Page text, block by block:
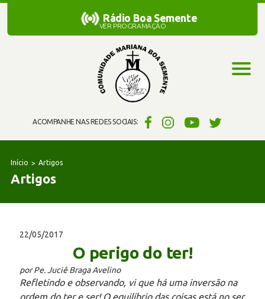
ACOMPANHE NAS REDES SOCIAIS:
Rádio Boa Semente
Rádio Boa Semente
VER PROGRAMAÇÃO
Início Artigos
Artigos
22/05/2017
O perigo do ter!
por Pe. Juciê Braga Avelino
Refletindo e observando, vi que há uma inversão na
ordem do ter e ser! O equilíbrio das coisas está no ser